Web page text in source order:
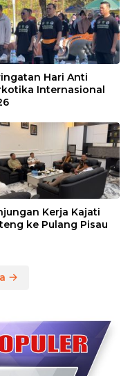
Hari Anti
Internasional
Kerja Kajati
ke Pulang Pisau